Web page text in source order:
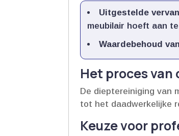
Uitgestelde
meubilair hoeft aan
Waardebehoud
Het proces
De dieptereiniging van
tot het daadwerkelijke
Keuze voor